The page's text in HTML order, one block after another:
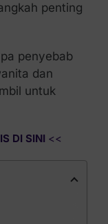
penting
penyebab
dan
untuk
DI SINI <<